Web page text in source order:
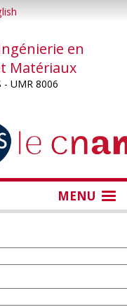
en
Matériaux
- UMR 8006
MENU